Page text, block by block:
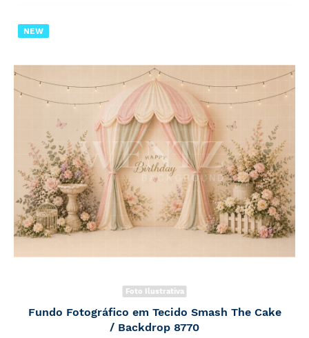
NEW
Foto Ilustrativa
Fundo Fotográfico em Tecido Smash The Cake
/ Backdrop 8770